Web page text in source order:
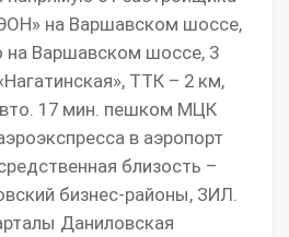
на Варшавском шоссе,
на Варшавском шоссе, 3
ТТК – 2 км,
17 мин. пешком МЦК
в аэропорт
близость –
бизнес-районы, ЗИЛ.
Даниловская